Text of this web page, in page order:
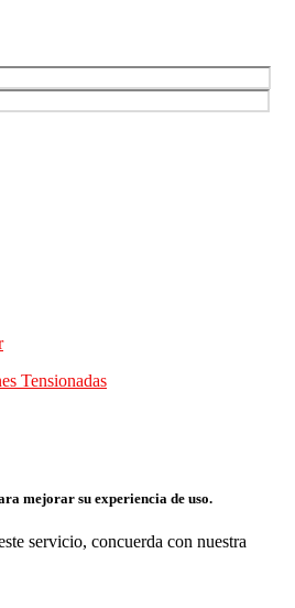
Tensionadas
mejorar su experiencia de uso.
servicio, concuerda con nuestra